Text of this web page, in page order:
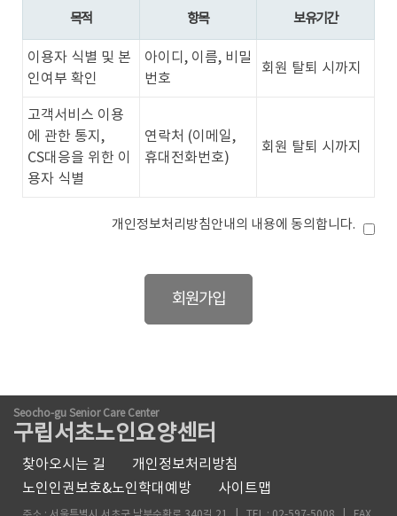
목적 항목 보유기간
이용자 식별 및 본
인여부 확인
아이디, 이름, 비밀
번호
회원 탈퇴 시까지
고객서비스 이용
에 관한 통지,
CS대응을 위한 이
용자 식별
연락처 (이메일,
휴대전화번호)
회원 탈퇴 시까지
개인정보처리방침안내의 내용에 동의합니다.
Seocho-gu Senior Care Center
구립서초노인요양센터
찾아오시는 길
개인정보처리방침
노인인권보호&노인학대예방
사이트맵